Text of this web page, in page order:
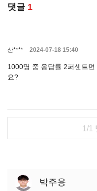
댓글 1
산**** 2024-07-18 15:40
1000명 중 응답률 2퍼센트
요?
1/1
박주용